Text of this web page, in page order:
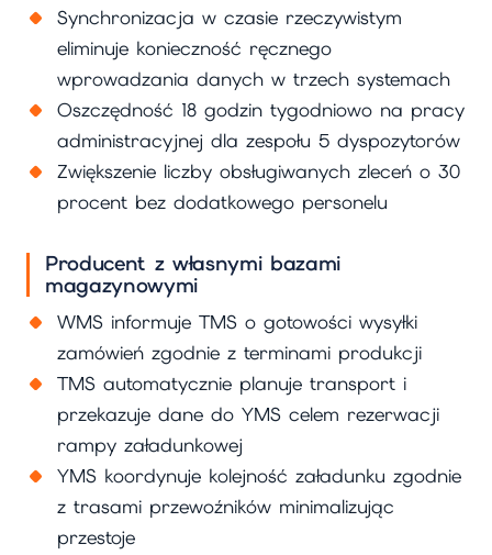
Synchronizacja w czasie rzeczywistym
eliminuje konieczność ręcznego
wprowadzania danych w trzech systemach
Oszczędność 18 godzin tygodniowo na pracy
administracyjnej dla zespołu 5 dyspozytorów
Zwiększenie liczby obsługiwanych zleceń o 30
procent bez dodatkowego personelu
Producent z własnymi bazami
magazynowymi
WMS informuje TMS o gotowości wysyłki
zamówień zgodnie z terminami produkcji
TMS automatycznie planuje transport i
przekazuje dane do YMS celem rezerwacji
rampy załadunkowej
YMS koordynuje kolejność załadunku zgodnie
z trasami przewoźników minimalizując
przestoje